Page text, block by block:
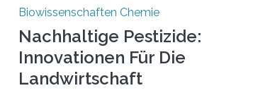
Biowissenschaften Chemie
Nachhaltige Pestizide:
Innovationen Für Die
Landwirtschaft